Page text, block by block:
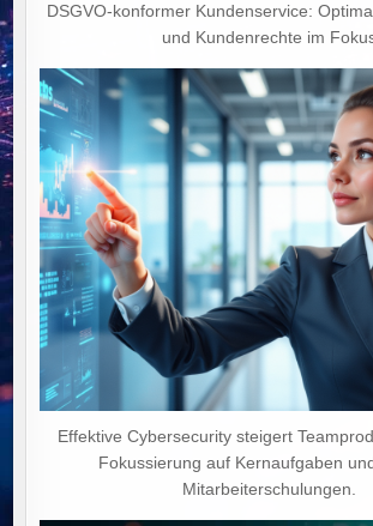
DSGVO-konformer Kundenservice:
und Kundenrechte im
Effektive Cybersecurity steigert
Fokussierung auf Kernaufgaben
Mitarbeiterschulungen.